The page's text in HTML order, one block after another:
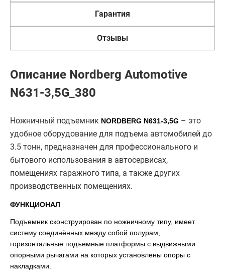
Гарантия
Отзывы
Описание Nordberg Automotive
N631-3,5G_380
Ножничный подъемник NORDBERG N631-3,5G – это
удобное оборудование для подъема автомобилей до
3.5 тонн, предназначен для профессионального и
бытового использования в автосервисах,
помещениях гаражного типа, а также других
производственных помещениях.
ФУНКЦИОНАЛ
Подъемник сконструирован по ножничному типу, имеет
систему соединённых между собой полурам,
горизонтальные подъемные платформы с выдвижными
опорными рычагами на которых установлены опоры с
накладками.